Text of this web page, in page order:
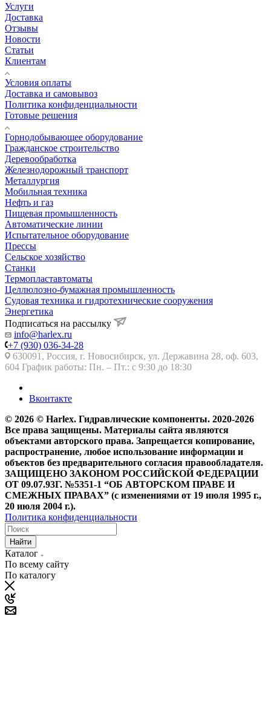
Услуги
Доставка
Отзывы
Новости
Статьи
Клиентам
Условия оплаты
Доставка и самовывоз
Политика конфиденциальности
Готовые решения
Горнодобывающее оборудование
Гражданское строительство
Деревообработка
Железнодорожный транспорт
Металлургия
Мобильная техника
Нефть и газ
Пищевая промышленность
Автоматические линии
Испытательное оборудование
Прессы
Сельское хозяйство
Станки
Термопластавтоматы
Целлюлозно-бумажная промышленность
Судовая техника и гидротехнические сооружения
Энергетика
Подписаться на рассылку
info@harlex.ru
+7 (930) 036-34-28
630091, Россия, г. Новосибирск, ул. Державина 28, оф. 603,
604 График работы: Пн. – Пт.: с 9:30 до 18:30
Вконтакте
© 2026 © Harlex. Гидравлические компоненты. 2020-2026
Все права защищены. Материалы сайта являются
объектами авторского права. Запрещается копирование,
распространение, любое использование информации и
объектов без предварительного согласия правообладателя.
ЗАЩИЩЕНО ЗАКОНОМ РОССИЙСКОЙ ФЕДЕРАЦИИ
ОТ 09.07.93Г. №5351-1 “ОБ АВТОРСКОМ ПРАВЕ И
СМЕЖНЫХ ПРАВАХ” (с изменениями от 19 июля 1995 г.,
20 июля 2004 г.).
Политика конфиденциальности
Найти
Каталог
По всему сайту
По каталогу